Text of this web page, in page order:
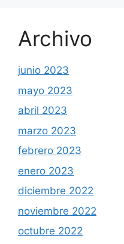
Archivo
junio 2023
mayo 2023
abril 2023
marzo 2023
febrero 2023
enero 2023
diciembre 2022
noviembre 2022
octubre 2022